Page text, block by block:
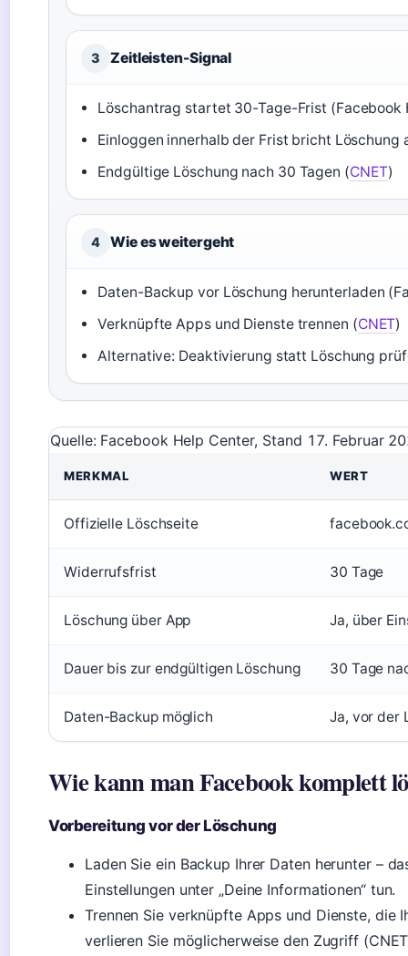
3 Zeitleisten-Signal
Löschantrag startet 30-Tage-Frist (Facebook
Einloggen innerhalb der Frist bricht Löschung
Endgültige Löschung nach 30 Tagen (CNET)
4 Wie es weitergeht
Daten-Backup vor Löschung herunterladen
Verknüpfte Apps und Dienste trennen (CNET)
Alternative: Deaktivierung statt Löschung
Quelle: Facebook Help Center, Stand 17. Februar
MERKMAL WERT
Offizielle Löschseite
Widerrufsfrist 30 Tage
Löschung über App Ja, über
Dauer bis zur endgültigen Löschung 30 Tage
Daten-Backup möglich Ja, vor der
Wie kann man Facebook komplett
Vorbereitung vor der Löschung
Laden Sie ein Backup Ihrer Daten herunter –
Einstellungen unter „Deine Informationen“ tun.
Trennen Sie verknüpfte Apps und Dienste, die
verlieren Sie möglicherweise den Zugriff